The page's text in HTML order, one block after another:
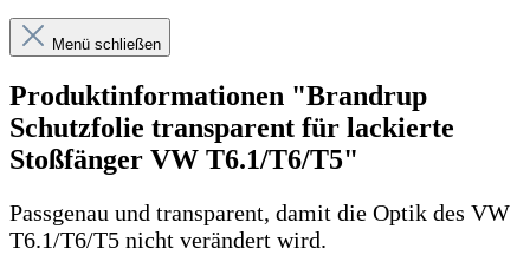
Menü schließen
Produktinformationen "Brandrup
Schutzfolie transparent für lackierte
Stoßfänger VW T6.1/T6/T5"
Passgenau und transparent, damit die Optik des VW
T6.1/T6/T5 nicht verändert wird.